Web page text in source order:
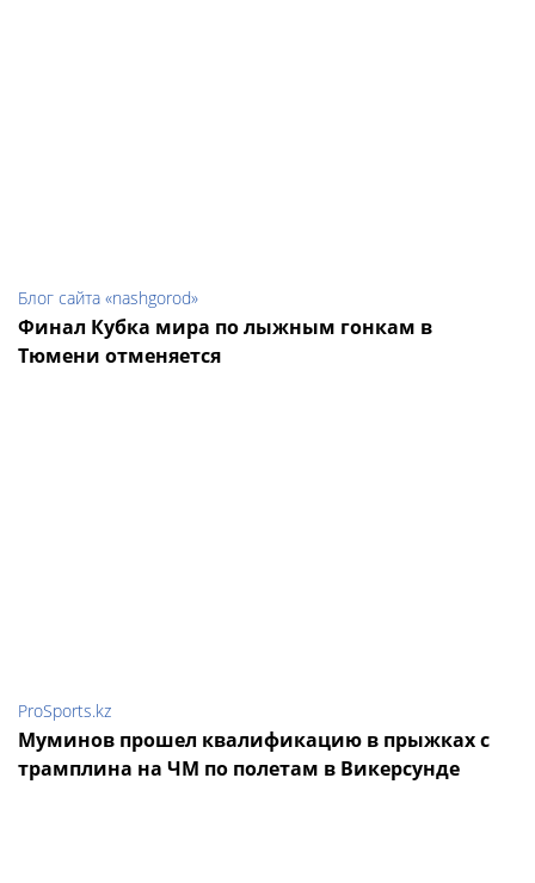
Блог сайта «nashgorod»
Финал Кубка мира по лыжным гонкам в
Тюмени отменяется
ProSports.kz
Муминов прошел квалификацию в прыжках с
трамплина на ЧМ по полетам в Викерсунде